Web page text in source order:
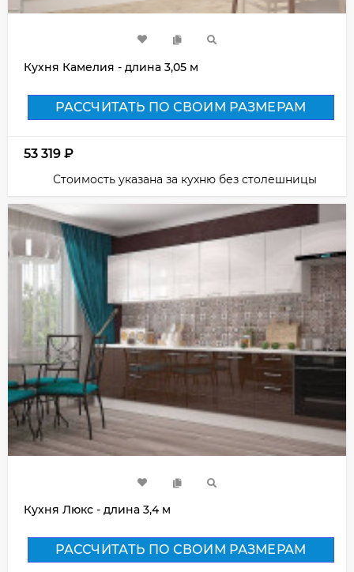
Кухня Камелия - длина 3,05 м
РАССЧИТАТЬ ПО СВОИМ РАЗМЕРАМ
53 319 ₽
Стоимость указана за кухню без столешницы
Кухня Люкс - длина 3,4 м
РАССЧИТАТЬ ПО СВОИМ РАЗМЕРАМ